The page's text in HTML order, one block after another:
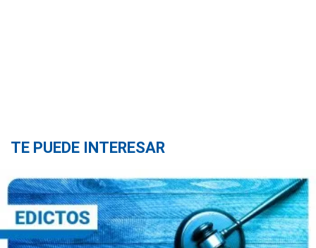
TE PUEDE INTERESAR